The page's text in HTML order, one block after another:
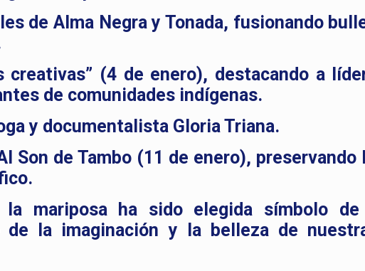
de Alma Negra y Tonada, fusionando
creativas” (4 de enero), destacando a
de comunidades indígenas.
y documentalista Gloria Triana.
Son de Tambo (11 de enero), preservando
la mariposa ha sido elegida símbolo
de la imaginación y la belleza de